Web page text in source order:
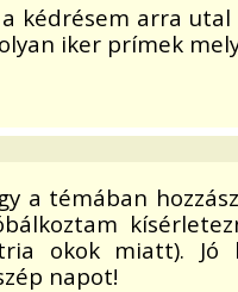
kédrésem arra
iker prímek
a témában
okok miatt).
napot!